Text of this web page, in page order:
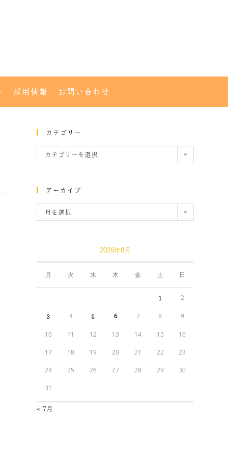
採用情報 お問い合わせ
カテゴリー
カテゴリーを選択
アーカイブ
月を選択
2026年8月
月 火 水 木 金 土 日
1 2
3 4 5 6 7 8 9
10 11 12 13 14 15 16
17 18 19 20 21 22 23
24 25 26 27 28 29 30
31
« 7月